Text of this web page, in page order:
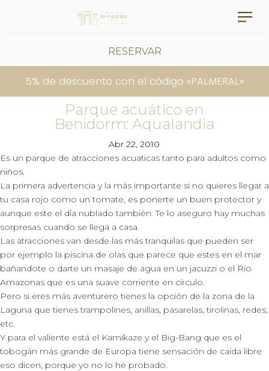
RESERVAR
5% de descuento con el código «PALMERAL»
Parque acuático en
Benidorm: Aqualandia
Abr 22, 2010
Es un parque de atracciones acuaticas tanto para adultos como
niños.
La primera advertencia y la más importante si no quieres llegar a
tu casa rojo como un tomate, es ponerte un buen protector y
aunque este el día nublado también. Te lo aseguro hay muchas
sorpresas cuando se llega a casa.
Las atracciones van desde las más tranquilas que pueden ser
por ejemplo la piscina de olas que parece que estes en el mar
bañandote o darte un masaje de agua en un jacuzzi o el Rio
Amazonas que es una suave corriente en círculo.
Pero si eres más aventurero tienes la opción de la zona de la
Laguna que tienes trampolines, anillas, pasarelas, tirolinas, redes,
etc.
Y para el valiente está el Kamikaze y el Big-Bang que es el
tobogán más grande de Europa tiene sensación de caida libre
eso dicen, porque yo no lo he probado.